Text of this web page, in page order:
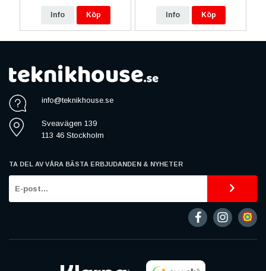
Info Köp Info Köp
info@teknikhouse.se
Sveavägen 139
113 46 Stockholm
TA DEL AV VÅRA BÄSTA ERBJUDANDEN & NYHETER